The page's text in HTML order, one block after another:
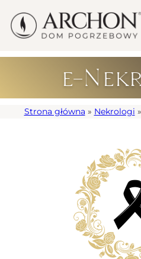
e-
Strona główna » Nekrologi »